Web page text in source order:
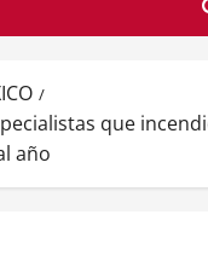
que
año